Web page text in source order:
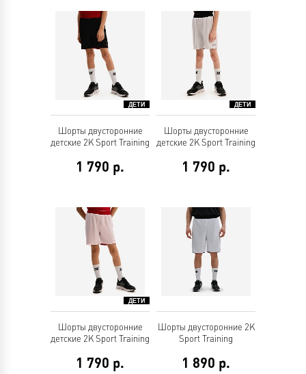
Шорты двусторонние
детские 2K Sport Training
1 790 р.
Шорты двусторонние
детские 2K Sport Training
1 790 р.
Шорты двусторонние
детские 2K Sport Training
1 790 р.
Шорты двусторонние 2K
Sport Training
1 890 р.